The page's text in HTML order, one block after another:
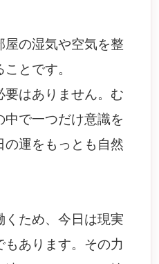
屋の湿気や空気を整
とです。
要はありません。む
中で一つだけ意識を
の運をもっとも自然
くため、今日は現実
あります。その力